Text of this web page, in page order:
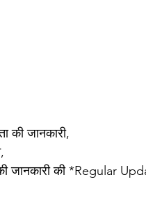
की जानकारी,
जानकारी की *Regular